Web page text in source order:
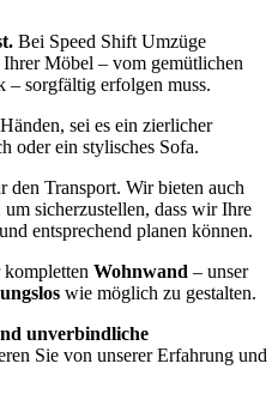
Bei Speed Shift Umzüge
Möbel – vom gemütlichen
– sorgfältig erfolgen muss.
sei es ein zierlicher
oder ein stylisches Sofa.
den Transport. Wir bieten auch
sicherzustellen, dass wir Ihre
entsprechend planen können.
kompletten Wohnwand – unser
wie möglich zu gestalten.
unverbindliche
Sie von unserer Erfahrung und